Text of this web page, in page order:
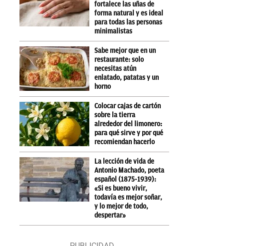
fortalece las uñas de
forma natural y es ideal
para todas las personas
minimalistas
Sabe mejor que en un
restaurante: solo
necesitas atún
enlatado, patatas y un
horno
Colocar cajas de cartón
sobre la tierra
alrededor del limonero:
para qué sirve y por qué
recomiendan hacerlo
La lección de vida de
Antonio Machado, poeta
español (1875-1939):
«Si es bueno vivir,
todavía es mejor soñar,
y lo mejor de todo,
despertar»